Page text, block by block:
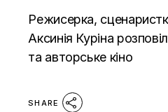
Режисерка,
Аксинія Куріна
та авторське кіно
SHARE